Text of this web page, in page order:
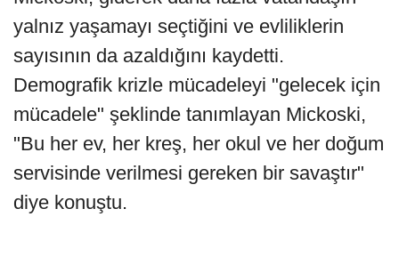
yalnız yaşamayı seçtiğini ve evliliklerin
sayısının da azaldığını kaydetti.
Demografik krizle mücadeleyi "gelecek için
mücadele" şeklinde tanımlayan Mickoski,
"Bu her ev, her kreş, her okul ve her doğum
servisinde verilmesi gereken bir savaştır"
diye konuştu.